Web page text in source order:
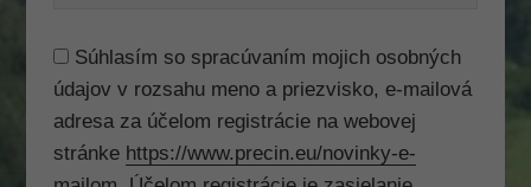
Súhlasím so spracúvaním mojich osobných
údajov v rozsahu meno a priezvisko, e-mailová
adresa za účelom registrácie na webovej
stránke https://www.precin.eu/novinky-e-